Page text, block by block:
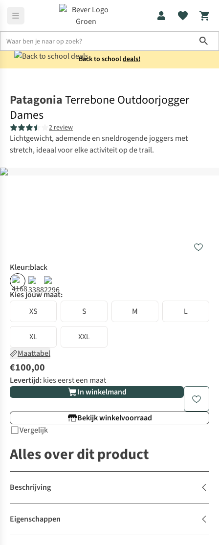
Back to schooldeals!
PatagoniaTerrebone Outdoorjogger
Dames
2 review
Lichtgewicht, ademende en sneldrogende joggers met
stretch, ideaal voor elke activiteit op de trail.
Kleur:black
Kies jouw maat:
XS
S M L
XL
XXL
Maattabel
€100,00
Levertijd:kies eerst een maat
In winkelmand
Bekijk winkelvoorraad
Vergelijk
Alles over dit product
Beschrijving
Eigenschappen